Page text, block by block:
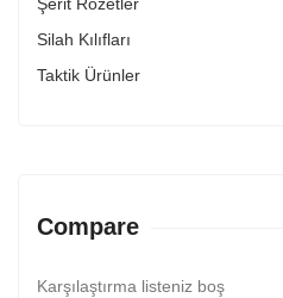
Silah Kılıfları
Taktik Ürünler
Compare
Karşılaştırma listeniz boş